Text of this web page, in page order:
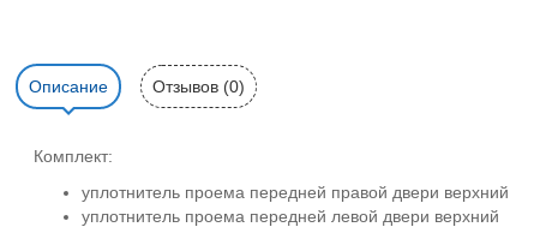
Описание Отзывов (0)
Комплект:
уплотнитель проема передней правой двери верхний
уплотнитель проема передней левой двери верхний